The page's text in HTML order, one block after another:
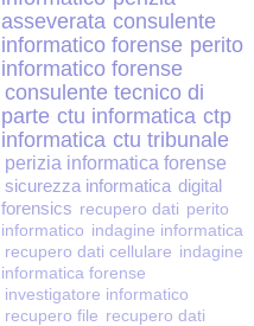
asseverata consulente
informatico forense perito
informatico forense
consulente tecnico di
parte ctu informatica ctp
informatica ctu tribunale
perizia informatica forense
sicurezza informatica digital
forensics recupero dati perito
informatico indagine informatica
recupero dati cellulare indagine
informatica forense
investigatore informatico
recupero file recupero dati